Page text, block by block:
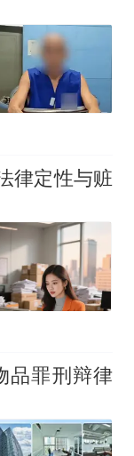
律定性与赃
品罪刑辩律